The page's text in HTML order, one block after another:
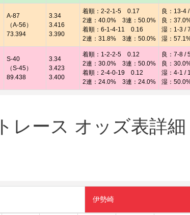
A-87
（A-56）
73.394
3.34
3.416
3.390
着順：2-2-1-5 0.17
2連：40.0% 3連：50.0%
着順：6-1-4-11 0.16
2連：31.8% 3連：50.0%
良：13-4
良：
湿：1-3 / 7
湿：
S-40
（S-45）
89.438
3.34
3.423
3.400
着順：1-2-2-5 0.12
2連：30.0% 3連：50.0%
着順：2-4-0-19 0.12
2連：24.0% 3連：24.0%
良：7-8 /
良：
湿：4-1 /
湿：
レース オッズ表詳
伊勢崎